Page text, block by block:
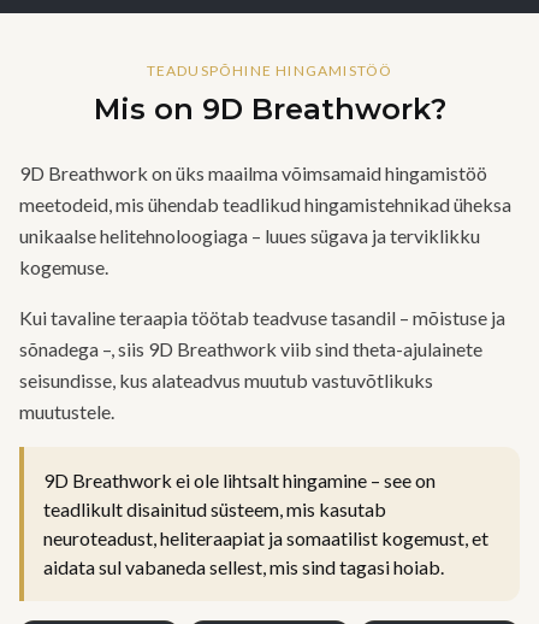
TEADUSPÕHINE HINGAMISTÖÖ
Mis on 9D Breathwork?
9D Breathwork on üks maailma võimsamaid hingamistöö
meetodeid, mis ühendab teadlikud hingamistehnikad üheksa
unikaalse helitehnoloogiaga – luues sügava ja terviklikku
kogemuse.
Kui tavaline teraapia töötab teadvuse tasandil – mõistuse ja
sõnadega –, siis 9D Breathwork viib sind theta-ajulainete
seisundisse, kus alateadvus muutub vastuvõtlikuks
muutustele.
9D Breathwork ei ole lihtsalt hingamine – see on
teadlikult disainitud süsteem, mis kasutab
neuroteadust, heliteraapiat ja somaatilist kogemust, et
aidata sul vabaneda sellest, mis sind tagasi hoiab.